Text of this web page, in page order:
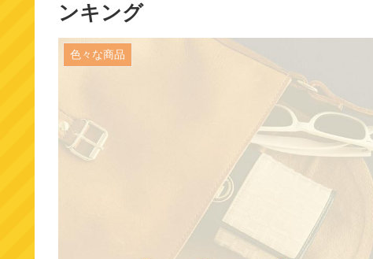
ンキング
色々な商品